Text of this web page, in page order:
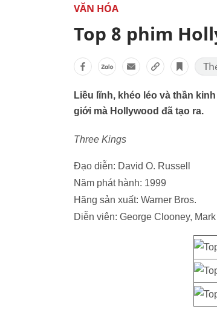
VĂN HÓA
Top 8 phim
Liều lĩnh, khéo léo và thần
giới mà Hollywood đã tạo ra.
Three Kings
Đạo diễn: David O. Russell
Năm phát hành: 1999
Hãng sản xuất: Warner Bros.
Diễn viên: George Clooney,